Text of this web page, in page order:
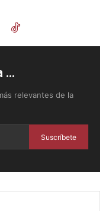
...
relevantes de la
Suscríbete